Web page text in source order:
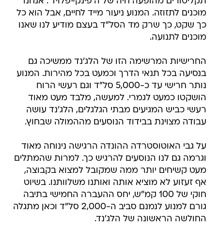
מוכנים לתזוזה. המנוע ניעור מייד לחיים, אבל הוא כל
כך שקט, כך שרק מד הסל"ד בעצם מודיע לנו שאנו
מוכנים לתנועה.
החרישיות המרשימה הזו של הלג'נד ממשיכה גם
בנסיעה בכל תנאי הדרך וכמעט בכל מהירות. המנוע
נותר חרישי עד כ-5,000 סל"ד וגם רעשי הרוח
הושקטו כמעט לגמרי. למעשה, מלבד מעט מאוד
רעשי כביש המגיעים מבתי הגלגלים, הלג'נד עושה
עבודה מצוינת בבידוד הנוסעים מההמולה שבחוץ.
על גבי האוטוסטרדה ההונדה הרגישה נינוחה מאוד
וגרמה גם לנו הנוסעים להרגיש כך. למרות שהמתלים
מעט קשיחים יותר ממה שמקובל למצוא בקבוצה,
אף זעזוע לא מוציא אותה ואותנו משלוותנו. בשיוט
חוקי של 100 קמ"ש, יחס ההעברה החמישי בתיבה
גורם למנוע לנמנם סביב ה-2,000 סל"ד וכאן מתגלה
החולשה הראשונה של הלג'נד.